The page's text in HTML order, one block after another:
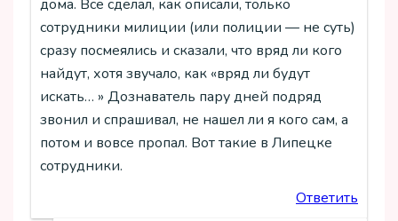
дома. Все сделал, как описали, только
сотрудники милиции (или полиции — не суть)
сразу посмеялись и сказали, что вряд ли кого
найдут, хотя звучало, как «вряд ли будут
искать… » Дознаватель пару дней подряд
звонил и спрашивал, не нашел ли я кого сам, а
потом и вовсе пропал. Вот такие в Липецке
сотрудники.
Ответить